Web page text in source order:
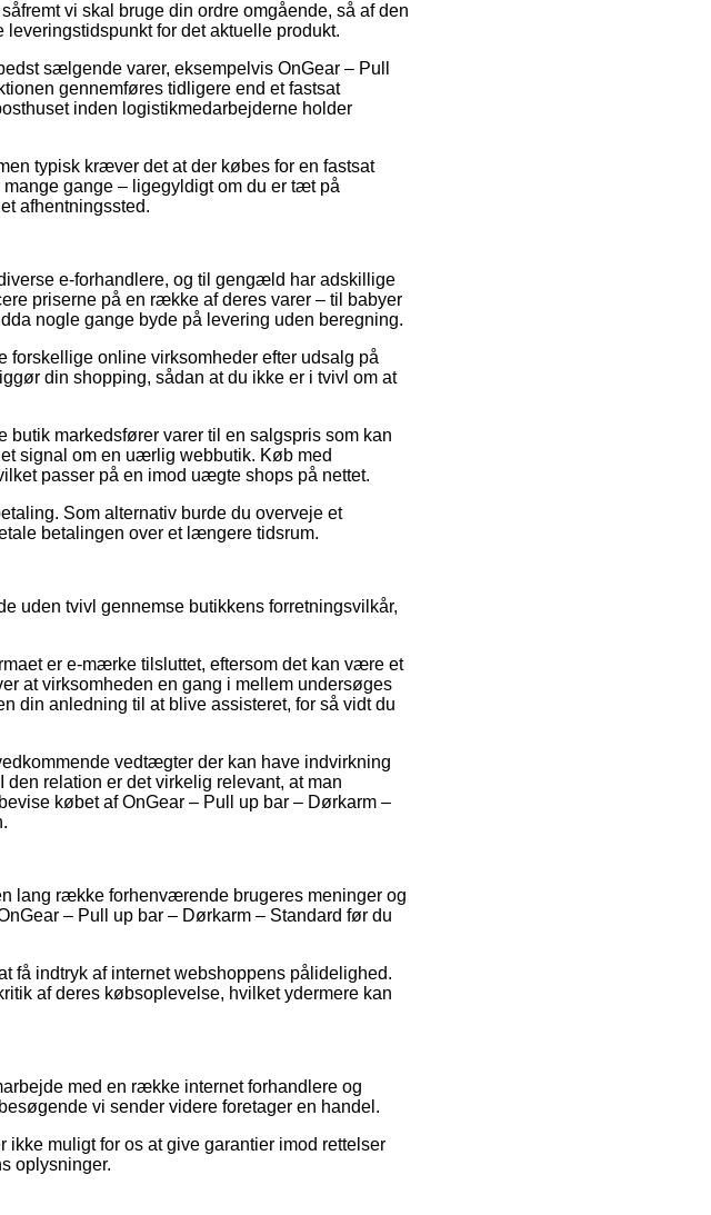
vi skal bruge din ordre omgående, så af den
for det aktuelle produkt.
sælgende varer, eksempelvis OnGear – Pull
gennemføres tidligere end et fastsat
inden logistikmedarbejderne holder
typisk kræver det at der købes for en fastsat
gange – ligegyldigt om du er tæt på
afhentningssted.
e-forhandlere, og til gengæld har adskillige
priserne på en række af deres varer – til babyer
nogle gange byde på levering uden beregning.
forskellige online virksomheder efter udsalg på
din shopping, sådan at du ikke er i tvivl om at
markedsfører varer til en salgspris som kan
signal om en uærlig webbutik. Køb med
passer på en imod uægte shops på nettet.
Som alternativ burde du overveje et
betalingen over et længere tidsrum.
uden tvivl gennemse butikkens forretningsvilkår,
er e-mærke tilsluttet, eftersom det kan være et
at virksomheden en gang i mellem undersøges
din anledning til at blive assisteret, for så vidt du
vedtægter der kan have indvirkning
relation er det virkelig relevant, at man
købet af OnGear – Pull up bar – Dørkarm –
lang række forhenværende brugeres meninger og
– Pull up bar – Dørkarm – Standard før du
få indtryk af internet webshoppens pålidelighed.
af deres købsoplevelse, hvilket ydermere kan
med en række internet forhandlere og
vi sender videre foretager en handel.
muligt for os at give garantier imod rettelser
oplysninger.